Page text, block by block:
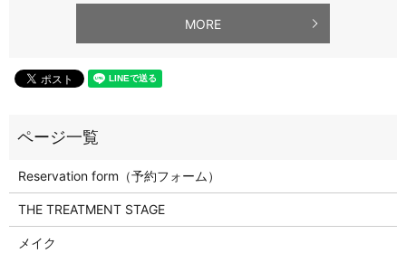
MORE
Reservation form（予約フォーム）
THE TREATMENT STAGE
メイク